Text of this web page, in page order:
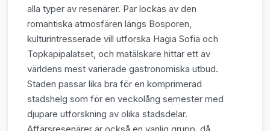
alla typer av resenärer. Par lockas av den
romantiska atmosfären längs Bosporen,
kulturintresserade vill utforska Hagia Sofia och
Topkapipalatset, och matälskare hittar ett av
världens mest varierade gastronomiska utbud.
Staden passar lika bra för en komprimerad
stadshelg som för en veckolång semester med
djupare utforskning av olika stadsdelar.
Affärsresenärer är också en vanlig grupp, då